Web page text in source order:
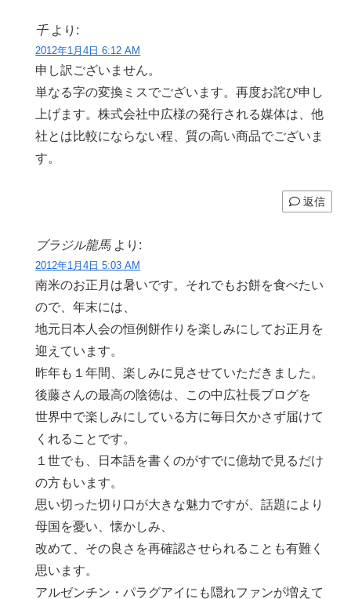
千 より:
2012年1月4日 6:12 AM
申し訳ございません。
単なる字の変換ミスでございます。再度お詫び申し
上げます。株式会社中広様の発行される媒体は、他
社とは比較にならない程、質の高い商品でございま
す。
返信
ブラジル龍馬 より:
2012年1月4日 5:03 AM
南米のお正月は暑いです。それでもお餅を食べたい
ので、年末には、
地元日本人会の恒例餅作りを楽しみにしてお正月を
迎えています。
昨年も１年間、楽しみに見させていただきました。
後藤さんの最高の陰徳は、この中広社長ブログを
世界中で楽しみにしている方に毎日欠かさず届けて
くれることです。
１世でも、日本語を書くのがすでに億劫で見るだけ
の方もいます。
思い切った切り口が大きな魅力ですが、話題により
母国を憂い、懐かしみ、
改めて、その良さを再確認させられることも有難く
思います。
アルゼンチン・パラグアイにも隠れファンが増えて